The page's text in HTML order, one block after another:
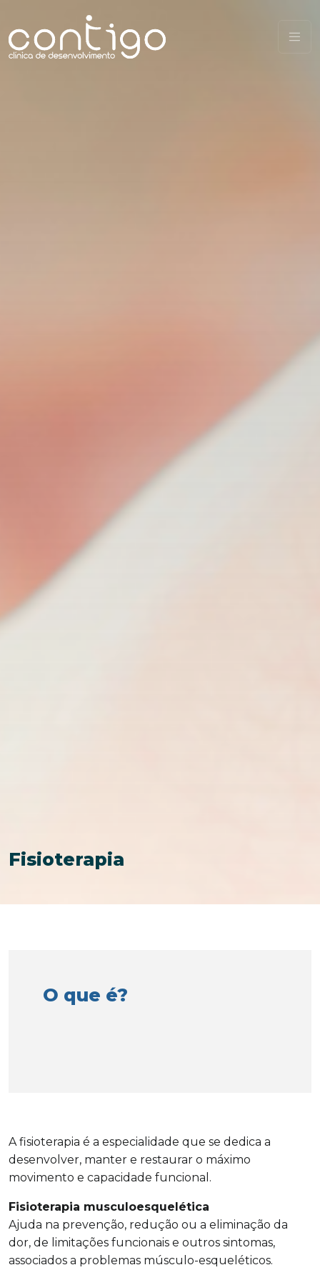
Fisioterapia
O que é?
A fisioterapia é a especialidade que se dedica a
desenvolver, manter e restaurar o máximo
movimento e capacidade funcional.
Fisioterapia musculoesquelética
Ajuda na prevenção, redução ou a eliminação da
dor, de limitações funcionais e outros sintomas,
associados a problemas músculo-esqueléticos.